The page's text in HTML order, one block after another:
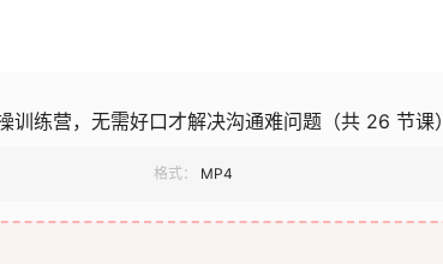
训练营，无需好口才解决沟通难问题（共 26 节课）
格式： MP4